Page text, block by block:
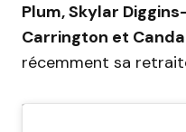
Plum, Skylar
Carrington et
récemment sa